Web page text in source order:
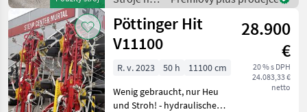
Stroje na zber objemových
zber
objemových
krmív /
Pöttinger
Pöttinger Hit
V11100
28.900
€
20 % s DPH
24.083,33 €
netto
R. v. 2023 50 h
11100 cm
Wenig gebraucht, nur Heu
und Stroh! - hydraulische